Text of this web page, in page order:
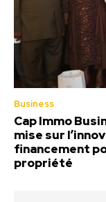
Business
Cap Immo
mise sur
financement
propriété